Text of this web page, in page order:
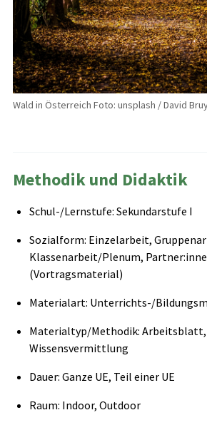
Wald in Österreich Foto: unsplash / David
Methodik und Didaktik
Schul-/Lernstufe: Sekundarstufe I
Sozialform: Einzelarbeit,
Klassenarbeit/Plenum,
(Vortragsmaterial)
Materialart: Unterrichts-/
Materialtyp/Methodik: Arbeitsblatt,
Wissensvermittlung
Dauer: Ganze UE, Teil einer UE
Raum: Indoor, Outdoor